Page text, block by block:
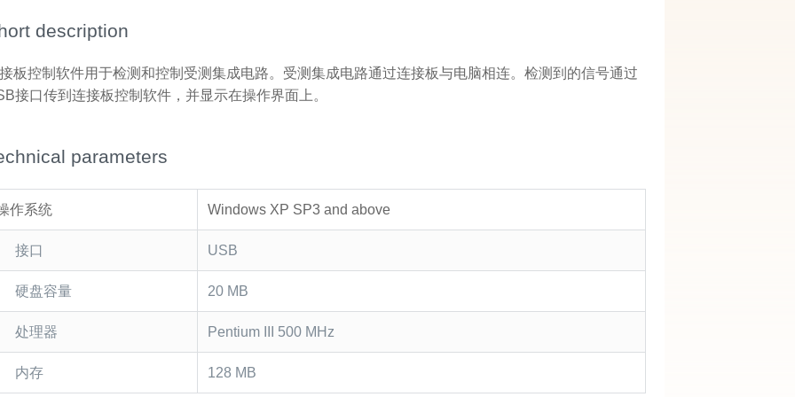
description
板控制软件用于检测和控制受测集成电路。受测集成电路通过连接板与电脑相连。检测到的信号通过
接口传到连接板控制软件，并显示在操作界面上。
parameters
作系统 Windows XP SP3 and above
接口 USB
硬盘容量 20 MB
处理器 Pentium III 500 MHz
内存 128 MB